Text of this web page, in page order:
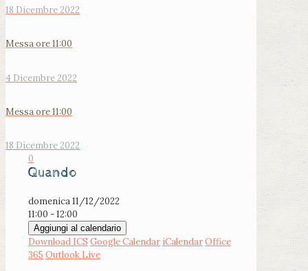
18 Dicembre 2022
Messa ore 11:00
4 Dicembre 2022
Messa ore 11:00
18 Dicembre 2022
0
Quando
domenica 11/12/2022
11:00 - 12:00
Aggiungi al calendario
Download ICS Google Calendar iCalendarOffice
365 Outlook Live